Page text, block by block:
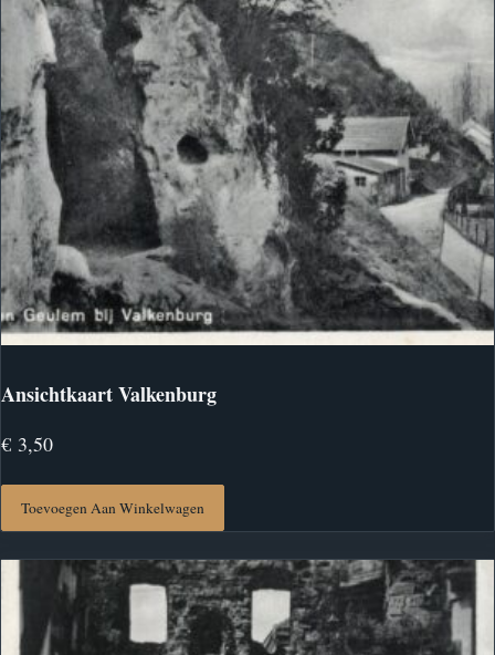
Ansichtkaart Valkenburg
€ 3,50
Toevoegen Aan Winkelwagen